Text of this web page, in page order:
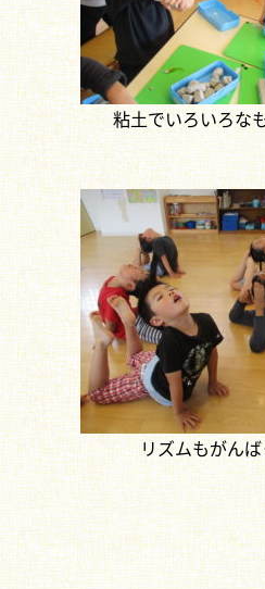
粘土でいろいろな
リズムもがん